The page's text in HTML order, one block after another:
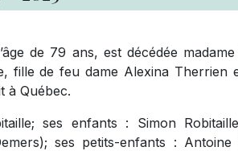
de 79 ans, est décédée madame
fille de feu dame Alexina Therrien
à Québec.
ses enfants : Simon
ses petits-enfants : Antoine